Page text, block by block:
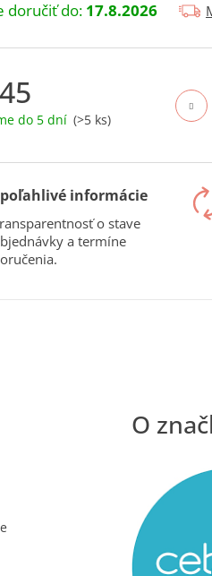
doručiť do: 17.8.2026
do 5 dní (>5 ks)
informácie
o stave
a termíne